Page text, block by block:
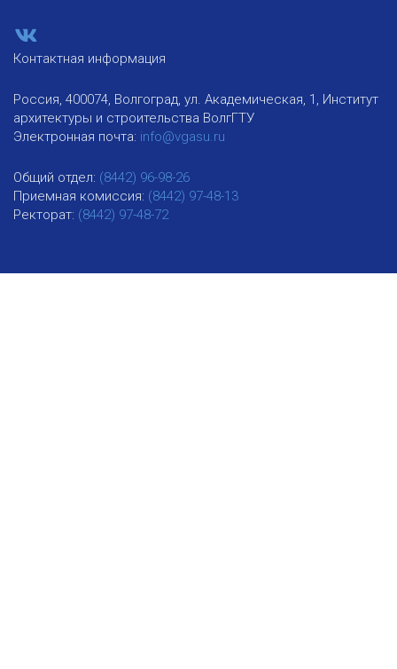
Контактная информация
Россия, 400074, Волгоград, ул. Академическая, 1, Институт
архитектуры и строительства ВолгГТУ
Электронная почта: info@vgasu.ru
Общий отдел: (8442) 96-98-26
Приемная комиссия: (8442) 97-48-13
Ректорат: (8442) 97-48-72